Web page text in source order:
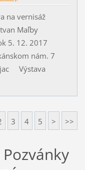
na vernisáž
Maľby
5. 12. 2017
nám. 7
Výstava
3 4 5 > >>
Pozvánky